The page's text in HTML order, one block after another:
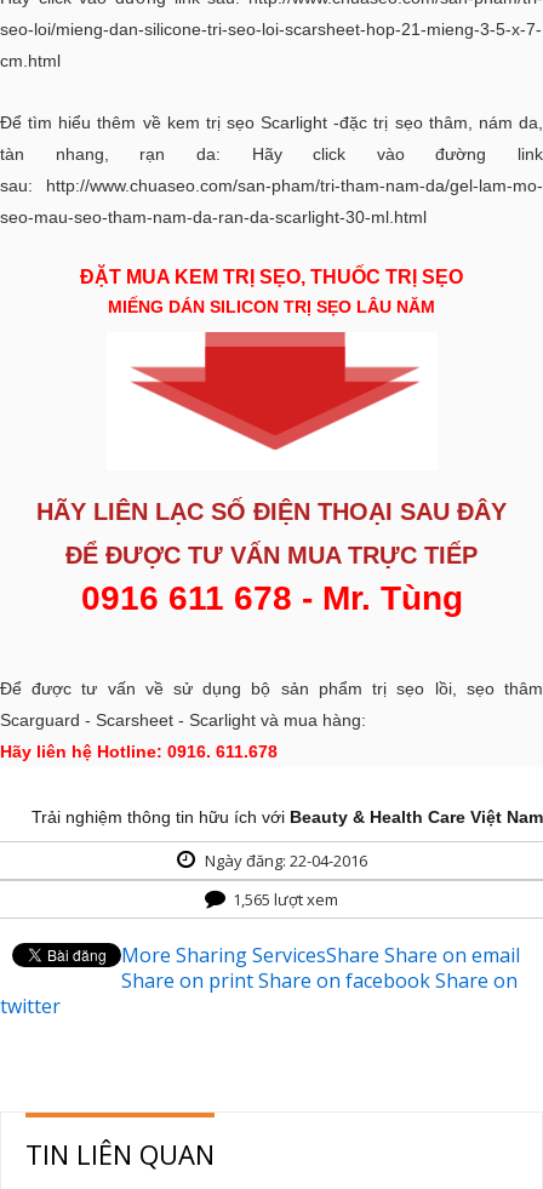
seo-loi/mieng-dan-silicone-tri-seo-loi-scarsheet-hop-21-mieng-3-5-x-7-
cm.html
Để tìm hiểu thêm về kem trị sẹo Scarlight -đặc trị sẹo thâm, nám da,
tàn nhang, rạn da: Hãy click vào đường link
sau:
http://www.chuaseo.com/san-pham/tri-tham-nam-da/gel-lam-mo-
seo-mau-seo-tham-nam-da-ran-da-scarlight-30-ml.html
ĐẶT MUA KEM TRỊ SẸO, THUỐC TRỊ SẸO
MIẾNG DÁN SILICON TRỊ SẸO LÂU NĂM
HÃY LIÊN LẠC SỐ ĐIỆN THOẠI SAU ĐÂY
ĐỂ ĐƯỢC TƯ VẤN MUA TRỰC TIẾP
0916 611 678 - Mr. Tùng
Để được tư vấn về sử dụng bộ sản phẩm trị sẹo lồi, sẹo thâm
Scarguard - Scarsheet - Scarlight và mua hàng:
Hãy liên hệ Hotline: 0916. 611.678
Trải nghiệm thông tin hữu ích với Beauty & Health Care Việt Nam
Ngày đăng: 22-04-2016
1,565 lượt xem
More Sharing ServicesShare Share on email
Share on printShare on facebookShare on
twitter
TIN LIÊN QUAN